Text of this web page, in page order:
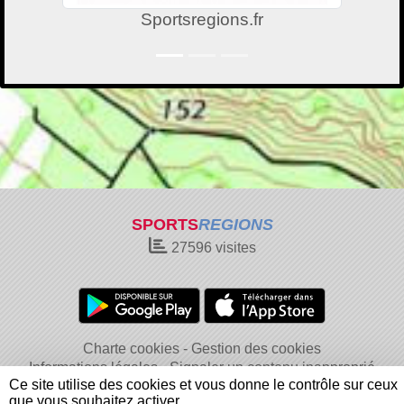
Sportsregions.fr
SPORTSREGIONS
27596visites
Charte cookies
Gestion des cookies
Informations légales
Signaler un contenu inapproprié
Ce site utilise des cookies et vous donne le contrôle sur ceux
que vous souhaitez activer